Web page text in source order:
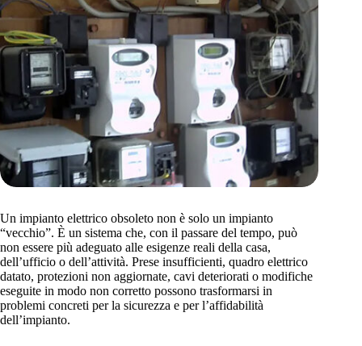
Un impianto elettrico obsoleto non è solo un impianto
“vecchio”. È un sistema che, con il passare del tempo, può
non essere più adeguato alle esigenze reali della casa,
dell’ufficio o dell’attività. Prese insufficienti, quadro elettrico
datato, protezioni non aggiornate, cavi deteriorati o modifiche
eseguite in modo non corretto possono trasformarsi in
problemi concreti per la sicurezza e per l’affidabilità
dell’impianto.